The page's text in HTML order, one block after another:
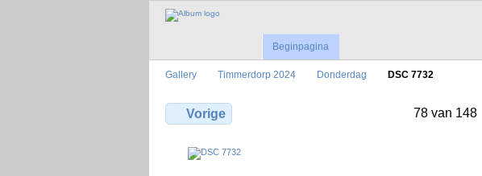
Beginpagina
Gallery Timmerdorp 2024 Donderdag DSC 7732
Vorige 78 van 148